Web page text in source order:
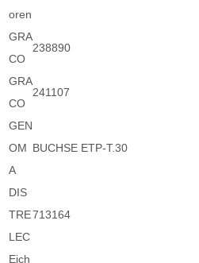
oren
GRA
CO
238890
GRA
CO
241107
GEN
OM
A
BUCHSE ETP-T.30
DIS
TRE
LEC
713164
Eich